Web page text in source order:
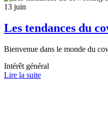
13 juin
Les tendances du
Bienvenue dans le monde du
Intérêt général
Lire la suite